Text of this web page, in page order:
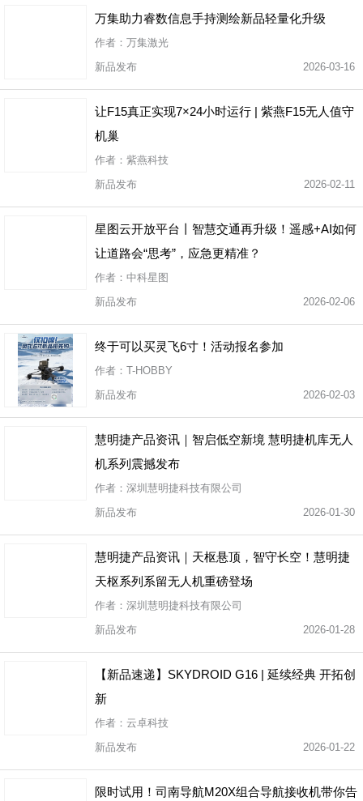
万集助力睿数信息手持测绘新品轻量化升级
作者：万集激光
新品发布
2026-03-16
让F15真正实现7×24小时运行 | 紫燕F15无人值守
机巢
作者：紫燕科技
新品发布
2026-02-11
星图云开放平台丨智慧交通再升级！遥感+AI如何
让道路会“思考”，应急更精准？
作者：中科星图
新品发布
2026-02-06
终于可以买灵飞6寸！活动报名参加
作者：T-HOBBY
新品发布
2026-02-03
慧明捷产品资讯｜智启低空新境 慧明捷机库无人
机系列震撼发布
作者：深圳慧明捷科技有限公司
新品发布
2026-01-30
慧明捷产品资讯｜天枢悬顶，智守长空！慧明捷
天枢系列系留无人机重磅登场
作者：深圳慧明捷科技有限公司
新品发布
2026-01-28
【新品速递】SKYDROID G16 | 延续经典 开拓创
新
作者：云卓科技
新品发布
2026-01-22
限时试用！司南导航M20X组合导航接收机带你告